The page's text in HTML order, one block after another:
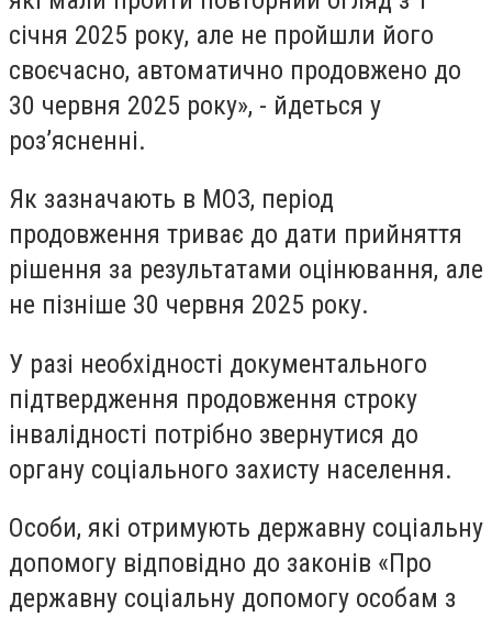
січня 2025 року, але не пройшли його
своєчасно, автоматично продовжено до
30 червня 2025 року», - йдеться у
розʼясненні.
Як зазначають в МОЗ, період
продовження триває до дати прийняття
рішення за результатами оцінювання, але
не пізніше 30 червня 2025 року.
У разі необхідності документального
підтвердження продовження строку
інвалідності потрібно звернутися до
органу соціального захисту населення.
Особи, які отримують державну соціальну
допомогу відповідно до законів «Про
державну соціальну допомогу особам з